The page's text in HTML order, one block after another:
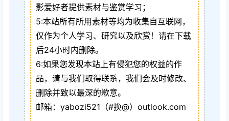
影爱好者提供素材与鉴赏学习；
5:本站所有所用素材等均为收集自互联网，
仅作为个人学习、研究以及欣赏！请在下载
后24小时内删除。
6:如果您发现本站上有侵犯您的权益的作
品，请与我们取得联系，我们会及时修改、
删除并致以最深的歉意。
邮箱：yabozi521（#换@）outlook.com